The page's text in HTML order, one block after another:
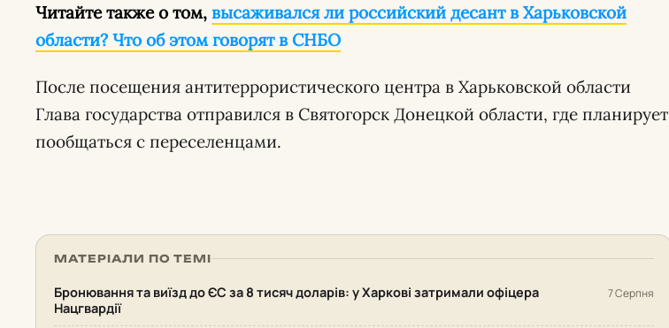
Читайте также о том, высаживался ли российский десант в Харьковской
области? Что об этом говорят в СНБО
После посещения антитеррористического центра в Харьковской области
Глава государства отправился в Святогорск Донецкой области, где планирует
пообщаться с переселенцами.
МАТЕРІАЛИ ПО ТЕМІ
Бронювання та виїзд до ЄС за 8 тисяч доларів: у Харкові затримали офіцера
Нацгвардії
7 Серпня